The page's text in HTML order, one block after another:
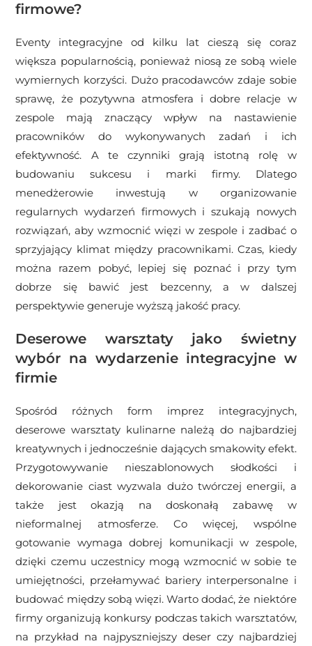
firmowe?
Eventy integracyjne od kilku lat cieszą się coraz
większa popularnością, ponieważ niosą ze sobą wiele
wymiernych korzyści. Dużo pracodawców zdaje sobie
sprawę, że pozytywna atmosfera i dobre relacje w
zespole mają znaczący wpływ na nastawienie
pracowników do wykonywanych zadań i ich
efektywność. A te czynniki grają istotną rolę w
budowaniu sukcesu i marki firmy. Dlatego
menedżerowie inwestują w organizowanie
regularnych wydarzeń firmowych i szukają nowych
rozwiązań, aby wzmocnić więzi w zespole i zadbać o
sprzyjający klimat między pracownikami. Czas, kiedy
można razem pobyć, lepiej się poznać i przy tym
dobrze się bawić jest bezcenny, a w dalszej
perspektywie generuje wyższą jakość pracy.
Deserowe warsztaty jako świetny
wybór na wydarzenie integracyjne w
firmie
Spośród różnych form imprez integracyjnych,
deserowe warsztaty kulinarne należą do najbardziej
kreatywnych i jednocześnie dających smakowity efekt.
Przygotowywanie nieszablonowych słodkości i
dekorowanie ciast wyzwala dużo twórczej energii, a
także jest okazją na doskonałą zabawę w
nieformalnej atmosferze. Co więcej, wspólne
gotowanie wymaga dobrej komunikacji w zespole,
dzięki czemu uczestnicy mogą wzmocnić w sobie te
umiejętności, przełamywać bariery interpersonalne i
budować między sobą więzi. Warto dodać, że niektóre
firmy organizują konkursy podczas takich warsztatów,
na przykład na najpyszniejszy deser czy najbardziej